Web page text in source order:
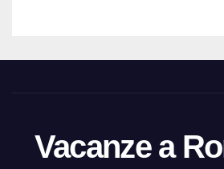
Vacanze a